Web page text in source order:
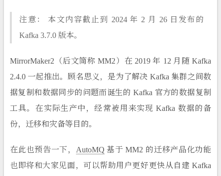
注意： 本文内容截止到 2024 年 2 月 26 日发布的
Kafka 3.7.0 版本。
MirrorMaker2（后文简称 MM2）在 2019 年 12 月随 Kafka
2.4.0 一起推出。顾名思义，是为了解决 Kafka 集群之间数
据复制和数据同步的问题而诞生的 Kafka 官方的数据复制
工具。在实际生产中，经常被用来实现 Kafka 数据的备
份，迁移和灾备等目的。
在此也预告一下， AutoMQ 基于 MM2 的迁移产品化功能
也即将和大家见面，可以帮助用户更好更快从自建 Kafka